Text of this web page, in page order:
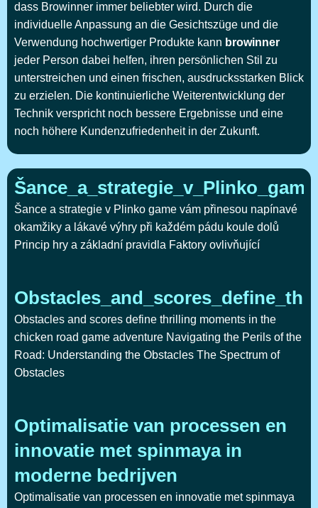
dass Browinner immer beliebter wird. Durch die
individuelle Anpassung an die Gesichtszüge und die
Verwendung hochwertiger Produkte kann browinner
jeder Person dabei helfen, ihren persönlichen Stil zu
unterstreichen und einen frischen, ausdrucksstarken Blick
zu erzielen. Die kontinuierliche Weiterentwicklung der
Technik verspricht noch bessere Ergebnisse und eine
noch höhere Kundenzufriedenheit in der Zukunft.
Šance a strategie v Plinko game vám přinesou napínavé
okamžiky a lákavé výhry při každém pádu koule dolů
Princip hry a základní pravidla Faktory ovlivňující
Obstacles and scores define thrilling moments in the
chicken road game adventure Navigating the Perils of the
Road: Understanding the Obstacles The Spectrum of
Obstacles
Optimalisatie van processen en
innovatie met spinmaya in
moderne bedrijven
Optimalisatie van processen en innovatie met spinmaya